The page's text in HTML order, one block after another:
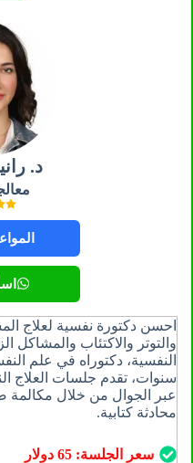
د.
احسن دكتورة نفسية لعلاج
والتوتر والاكتئاب والمشاكل
سنوات، تقدم جلسات العلاج
عبر الجوال من خلال مكالمة
محادثة كتابية.
سعر الجلسة: 65 دولار